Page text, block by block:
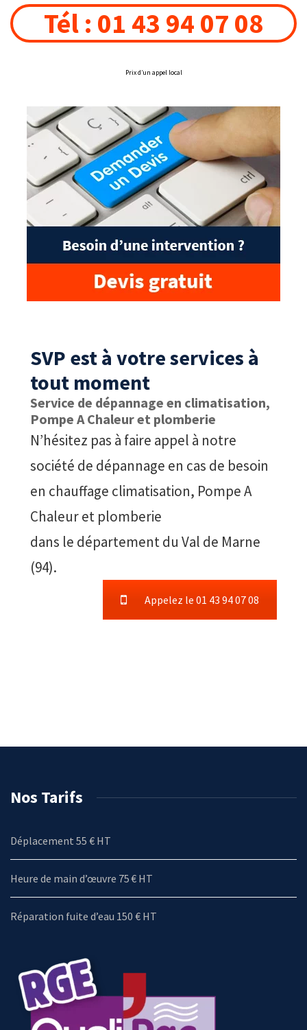
Tél : 01 43 94 07 08
Prix d’un appel local
SVP est à votre services à
tout moment
Service de dépannage en climatisation,
Pompe A Chaleur et plomberie
N’hésitez pas à faire appel à notre
société de dépannage en cas de besoin
en chauffage climatisation, Pompe A
Chaleur et plomberie
dans le département du Val de Marne
(94).
Appelez le 01 43 94 07 08
Nos Tarifs
Déplacement 55 € HT
Heure de main d’œuvre 75 € HT
Réparation fuite d’eau 150 € HT